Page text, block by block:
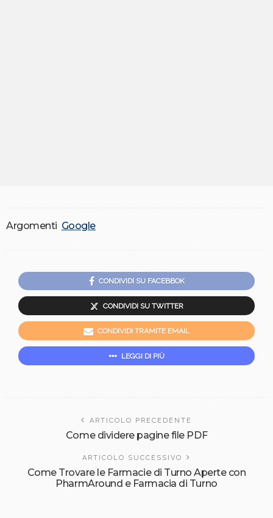
Argomenti Google
CONDIVIDI SU FACEBBOK
CONDIVIDI SU TWITTER
CONDIVIDI TRAMITE EMAIL
LEGGI DI PIÙ
ARTICOLO PRECEDENTE
Come dividere pagine file PDF
ARTICOLO SUCCESSIVO
Come Trovare le Farmacie di Turno Aperte con
PharmAround e Farmacia di Turno